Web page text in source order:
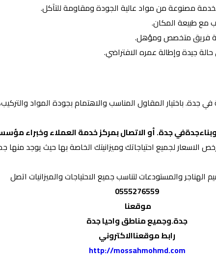
مصنوعة من مواد عالية الجودة ومقاومة للتآكل.
مع طبيعة المكان.
فريق متخصص ومؤهل.
حالة جيدة وإطالة عمره الافتراضي.
في جدة. باختيار المقاول المناسب والاهتمام بجودة المواد
جدة. أو الاتصال بمركز خدمة العملاء وخبراء
الاسعار لجميع احتياجاتك وميزانيتك الخاصة بها حيث يوجد منها
والمستودعات لتناسب جميع الاحتياجات والميزانيات اتصل
0555276559
موقعنا
جدة.وجميع مناطق واحيا جدة
رابط موقعناالاكتروني
http://mossahmohmd.com